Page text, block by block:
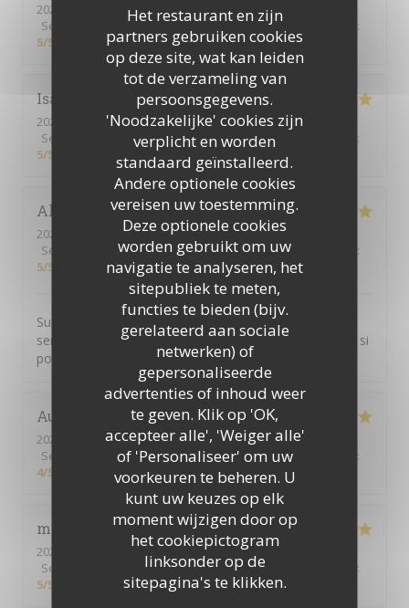
Het restaurant en zijn
partners gebruiken cookies
op deze site, wat kan leiden
tot de verzameling van
persoonsgegevens.
'Noodzakelijke' cookies zijn
verplicht en worden
standaard geïnstalleerd.
Andere optionele cookies
vereisen uw toestemming.
Deze optionele cookies
worden gebruikt om uw
navigatie te analyseren, het
sitepubliek te meten,
functies te bieden (bijv.
gerelateerd aan sociale
netwerken) of
gepersonaliseerde
advertenties of inhoud weer
te geven. Klik op 'OK,
accepteer alle', 'Weiger alle'
of 'Personaliseer' om uw
voorkeuren te beheren. U
kunt uw keuzes op elk
moment wijzigen door op
het cookiepictogram
linksonder op de
sitepagina's te klikken.
2026-07-24
- 12:30 - Gasten 2
Service
Atmosfeer: 5/5 Keuken: 5 /5 Kwaliteit / Prijs
:
5/5
Isabelle
2026-06-18
- 12:00 - Gasten 4
Service
Atmosfeer:5/5 Keuken:5/5 Kwaliteit / Prijs
:
5/5
AlexandreC
2026-06-12
- 18:30 - Gasten 18
Service
Atmosfeer: 5/5 Keuken:5/5 Kwaliteit / Prijs
:
5/5
Super cocktail, super service. Je pensais que nous
serions plus nombreux, mon pot de départ n'étais pas si
populaire finalement...
Aude
2026-02-11
- 12:30 - Gasten 7
Service
Atmosfeer: 4/5 Keuken : 4/5 Kwaliteit / Prijs
:
4/5
margaux C
2026-02-04
- 12:45 - Gasten 2
Service
Atmosfeer:5/5 Keuken :5/5
:
5/5